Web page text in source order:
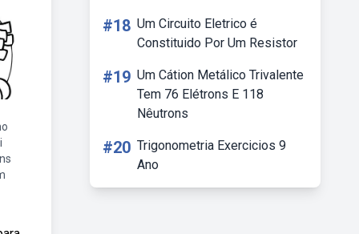
#18 Um Circuito Eletrico é
Constituido Por Um Resistor
#19 Um Cátion Metálico Trivalente
Tem 76 Elétrons E 118
Nêutrons
#20 Trigonometria Exercicios 9
Ano